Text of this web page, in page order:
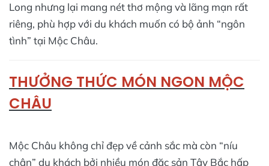
Long nhưng lại mang nét thơ mộng và lãng mạn rất
riêng, phù hợp với du khách muốn có bộ ảnh “ngôn
tình” tại Mộc Châu.
THƯỞNG THỨC MÓN NGON MỘC
CHÂU
Mộc Châu không chỉ đẹp về cảnh sắc mà còn “níu
chân” du khách bởi nhiều món đặc sản Tây Bắc hấp